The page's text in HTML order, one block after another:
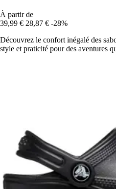
À partir de
39,99 € 28,87 € -28%
Découvrez le confort inégalé des
style et praticité pour des aventures